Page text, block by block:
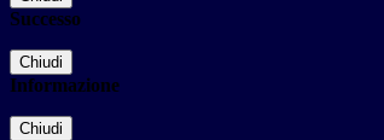
Successo
Chiudi
Informazione
Chiudi